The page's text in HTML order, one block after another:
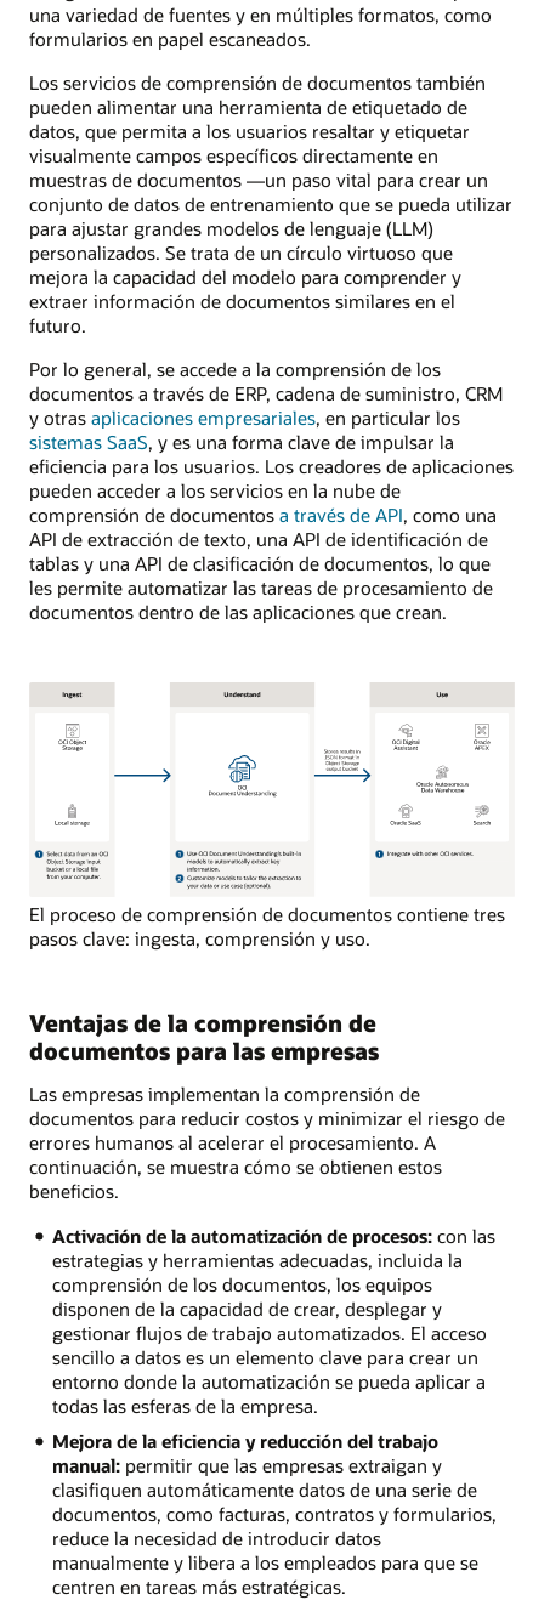
una variedad de fuentes y en múltiples formatos, como
formularios en papel escaneados.
Los servicios de comprensión de documentos también
pueden alimentar una herramienta de etiquetado de
datos, que permita a los usuarios resaltar y etiquetar
visualmente campos específicos directamente en
muestras de documentos —un paso vital para crear un
conjunto de datos de entrenamiento que se pueda utilizar
para ajustar grandes modelos de lenguaje (LLM)
personalizados. Se trata de un círculo virtuoso que
mejora la capacidad del modelo para comprender y
extraer información de documentos similares en el
futuro.
Por lo general, se accede a la comprensión de los
documentos a través de ERP, cadena de suministro, CRM
y otras aplicaciones empresariales, en particular los
sistemas SaaS, y es una forma clave de impulsar la
eficiencia para los usuarios. Los creadores de aplicaciones
pueden acceder a los servicios en la nube de
comprensión de documentos a través de API, como una
API de extracción de texto, una API de identificación de
tablas y una API de clasificación de documentos, lo que
les permite automatizar las tareas de procesamiento de
documentos dentro de las aplicaciones que crean.
El proceso de comprensión de documentos contiene tres
pasos clave: ingesta, comprensión y uso.
Ventajas de la comprensión de
documentos para las empresas
Las empresas implementan la comprensión de
documentos para reducir costos y minimizar el riesgo de
errores humanos al acelerar el procesamiento. A
continuación, se muestra cómo se obtienen estos
beneficios.
Activación de la automatización de procesos:con las
estrategias y herramientas adecuadas, incluida la
comprensión de los documentos, los equipos
disponen de la capacidad de crear, desplegar y
gestionar flujos de trabajo automatizados. El acceso
sencillo a datos es un elemento clave para crear un
entorno donde la automatización se pueda aplicar a
todas las esferas de la empresa.
Mejora de la eficiencia y reducción del trabajo
manual:permitir que las empresas extraigan y
clasifiquen automáticamente datos de una serie de
documentos, como facturas, contratos y formularios,
reduce la necesidad de introducir datos
manualmente y libera a los empleados para que se
centren en tareas más estratégicas.